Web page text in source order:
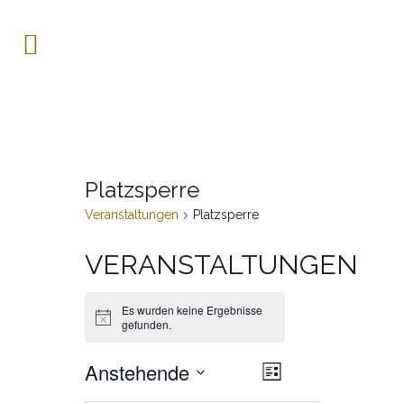
Platzsperre
Veranstaltungen Platzsperre
VERANSTALTUNGEN
Hinweis
Es wurden keine Ergebnisse
gefunden.
Veranstaltung
Ansichten-
Liste
Anstehende
Datum